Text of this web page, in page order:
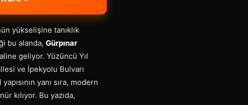
yükselişine tanıklık
bu alanda, Gürpınar
geliyor. Yüzüncü Yıl
ve İpekyolu Bulvarı
yanı sıra, modern
kılıyor. Bu yazıda,